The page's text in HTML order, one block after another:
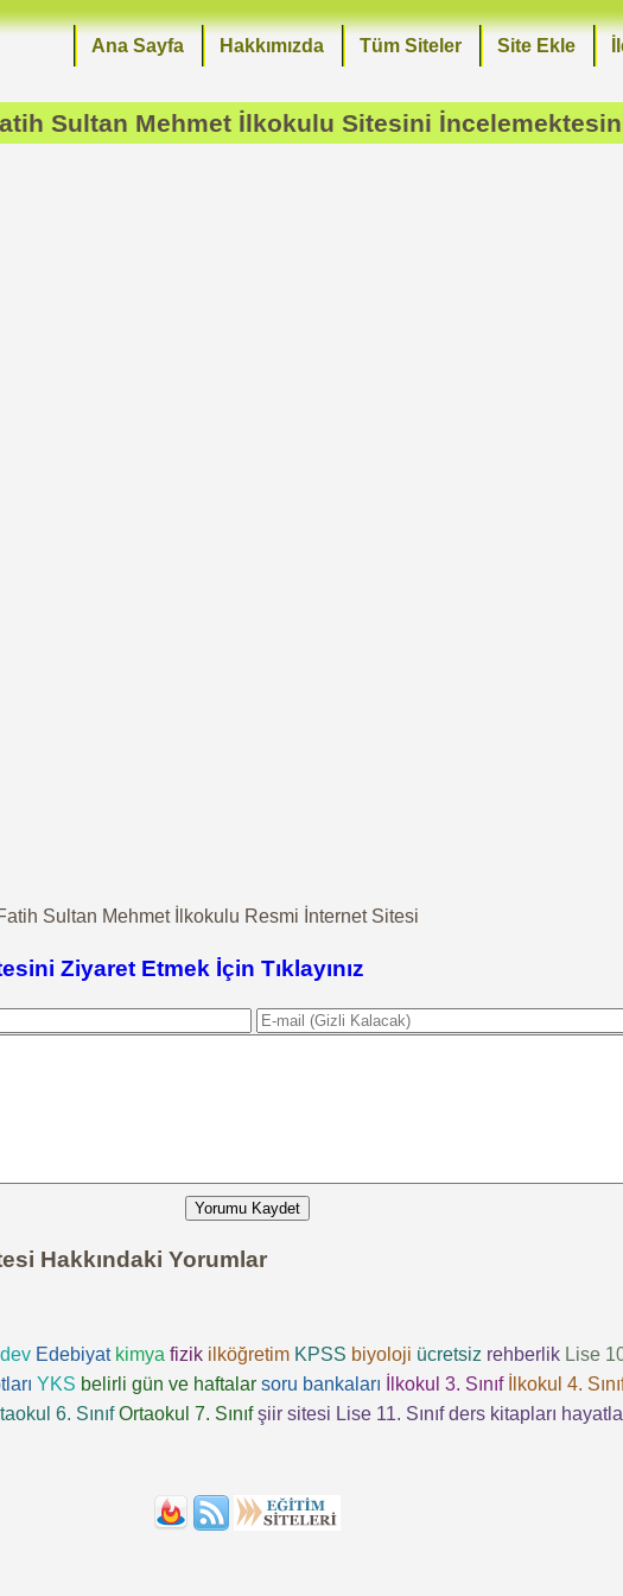
Site Ekle
Tüm Siteler
Hakkımızda
Ana Sayfa
Sultan Mehmet İlkokulu Sitesini
Sultan Mehmet İlkokulu Resmi İnternet Sitesi
Ziyaret Etmek İçin Tıklayınız
Yorumu Kaydet
Hakkındaki Yorumlar
Edebiyat kimya fizik ilköğretim KPSS biyoloji ücretsiz rehberlik Lise
YKS belirli gün ve haftalar soru bankaları İlkokul 3. Sınıf İlkokul 4.
6. Sınıf Ortaokul 7. Sınıf şiir sitesi Lise 11. Sınıf ders kitapları